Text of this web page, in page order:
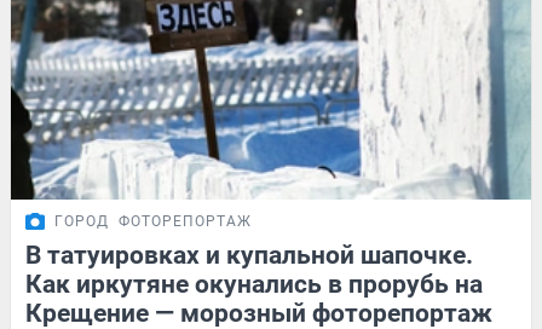
ГОРОД ФОТОРЕПОРТАЖ
В татуировках и купальной шапочке.
Как иркутяне окунались в прорубь на
Крещение — морозный фоторепортаж